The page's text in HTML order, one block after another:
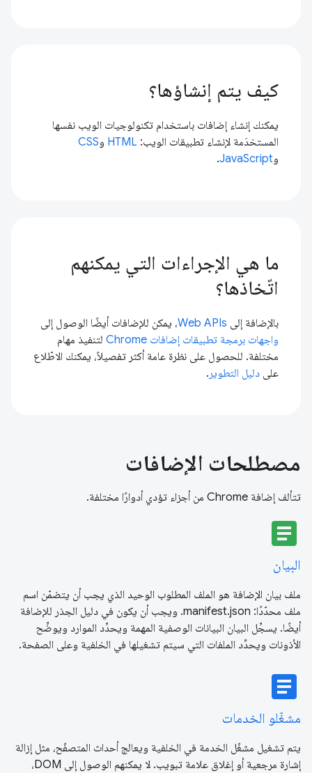
كيف يتم إنشاؤها؟
يمكنك إنشاء إضافات باستخدام تكنولوجيات الويب نفسها
المستخدَمة لإنشاء تطبيقات الويب: HTML وCSS
وJavaScript
.
ما هي الإجراءات التي يمكنهم
اتّخاذها؟
بالإضافة إلى Web APIs، يمكن للإضافات أيضًا الوصول إلى
واجهات برمجة تطبيقات إضافات Chrome
لتنفيذ مهام
مختلفة. للحصول على نظرة عامة أكثر تفصيلاً، يمكنك الاطّلاع
على دليل التطوير .
مصطلحات الإضافات
تتألف إضافة Chrome من أجزاء تؤدي أدوارًا مختلفة.
article
البيان
ملف بيان الإضافة هو الملف المطلوب الوحيد الذي يجب أن يتضمّن اسم
ملف محدّدًا: manifest.json. ويجب أن يكون في دليل الجذر للإضافة
أيضًا. يسجِّل البيان البيانات الوصفية المهمة ويحدِّد الموارد ويوضِّح
الأذونات ويحدِّد الملفات التي سيتم تشغيلها في الخلفية وعلى الصفحة.
article
مشغّلو الخدمات
يتم تشغيل مشغّل الخدمة في الخلفية ويعالج أحداث المتصفّح، مثل إزالة
إشارة مرجعية أو إغلاق علامة تبويب. لا يمكنهم الوصول إلى DOM،